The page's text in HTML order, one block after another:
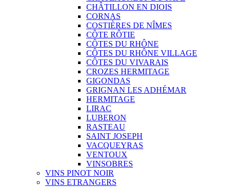
CHÂTILLON EN DIOIS
CORNAS
COSTIÈRES DE NÎMES
CÔTE RÔTIE
CÔTES DU RHÔNE
CÔTES DU RHÔNE VILLAGE
CÔTES DU VIVARAIS
CROZES HERMITAGE
GIGONDAS
GRIGNAN LES ADHÉMAR
HERMITAGE
LIRAC
LUBERON
RASTEAU
SAINT JOSEPH
VACQUEYRAS
VENTOUX
VINSOBRES
VINS PINOT NOIR
VINS ETRANGERS